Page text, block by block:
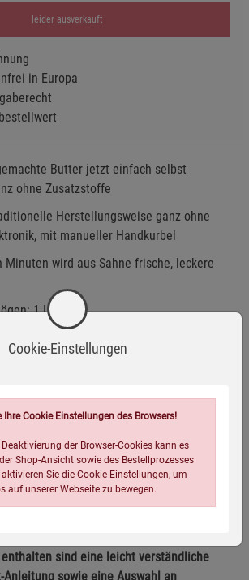
leider ausverkauft
in Europa
Butter jetzt einfach selbst
ohne Zusatzstoffe
Herstellungsweise ganz ohne
mit manueller Handkurbel
Minuten wird aus Sahne frische, leckere
1 Liter
und ist gleichzeitig eine stilvolle
Küche. Einfach Sahne in den
den Griff drehen und in weniger als
Sie selbst gemachte, frische und
schmeckende Butter!
enthalten sind eine leicht verständliche
sowie eine Auswahl an
Cookie-Einstellungen
Ihre Cookie Einstellungen des Browsers!
der Browser-Cookies kann es
Shop-Ansicht sowie des Bestellprozesses
Sie die Cookie-Einstellungen, um
auf unserer Webseite zu bewegen.